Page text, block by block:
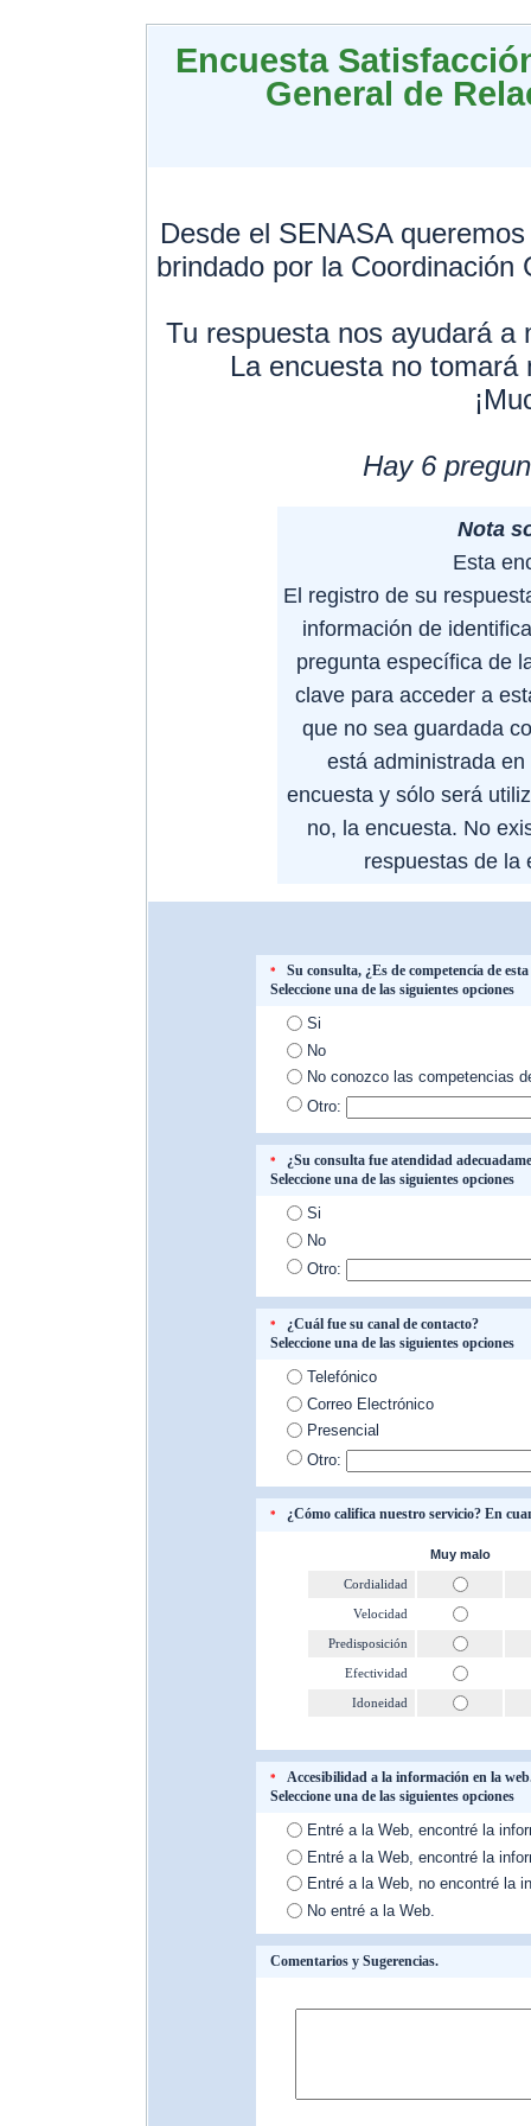
Encuesta
General de
Desde el SENASA
brindado por la Coordinación
Tu respuesta nos ayudará a
La encuesta no
Hay 6
Nota
Esta
El registro de su
información de
pregunta específica de
clave para acceder a
que no sea guardada
está administrada
encuesta y sólo será
no, la encuesta. No
respuestas de la
*
Su consulta, ¿Es de competencía de
Seleccione una de las siguientes opciones
Si
No
No conozco las competencias
Otro:
*
¿Su consulta fue atendidad
Seleccione una de las siguientes opciones
Si
No
Otro:
*
¿Cuál fue su canal de contacto?
Seleccione una de las siguientes opciones
Telefónico
Correo Electrónico
Presencial
Otro:
* ¿Cómo califica nuestro servicio? En
Muy malo
Cordialidad
Velocidad
Predisposición
Efectividad
Idoneidad
*
Accesibilidad a la información en la
Seleccione una de las siguientes opciones
Entré a la Web, encontré la
Entré a la Web, encontré la
Entré a la Web, no encontré la
No entré a la Web.
Comentarios y Sugerencias.